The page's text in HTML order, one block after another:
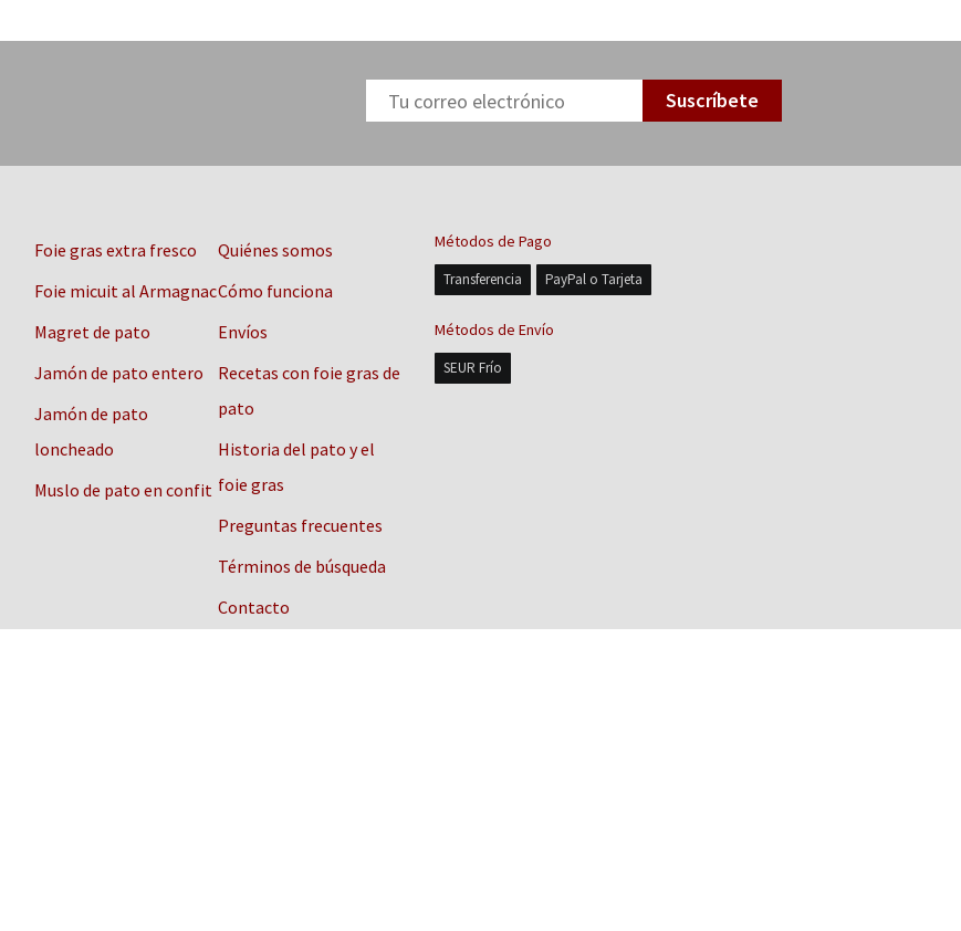
Suscríbete
Foie gras extra fresco
Foie micuit al Armagnac
Magret de pato
Jamón de pato entero
Jamón de pato
loncheado
Muslo de pato en confit
Quiénes somos
Cómo funciona
Envíos
Recetas con foie gras de
pato
Historia del pato y el
foie gras
Preguntas frecuentes
Términos de búsqueda
Contacto
Métodos de Pago
Transferencia PayPal o Tarjeta
Métodos de Envío
SEUR Frío